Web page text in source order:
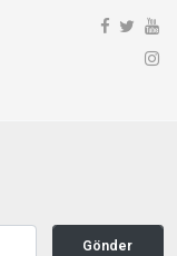
Gönder